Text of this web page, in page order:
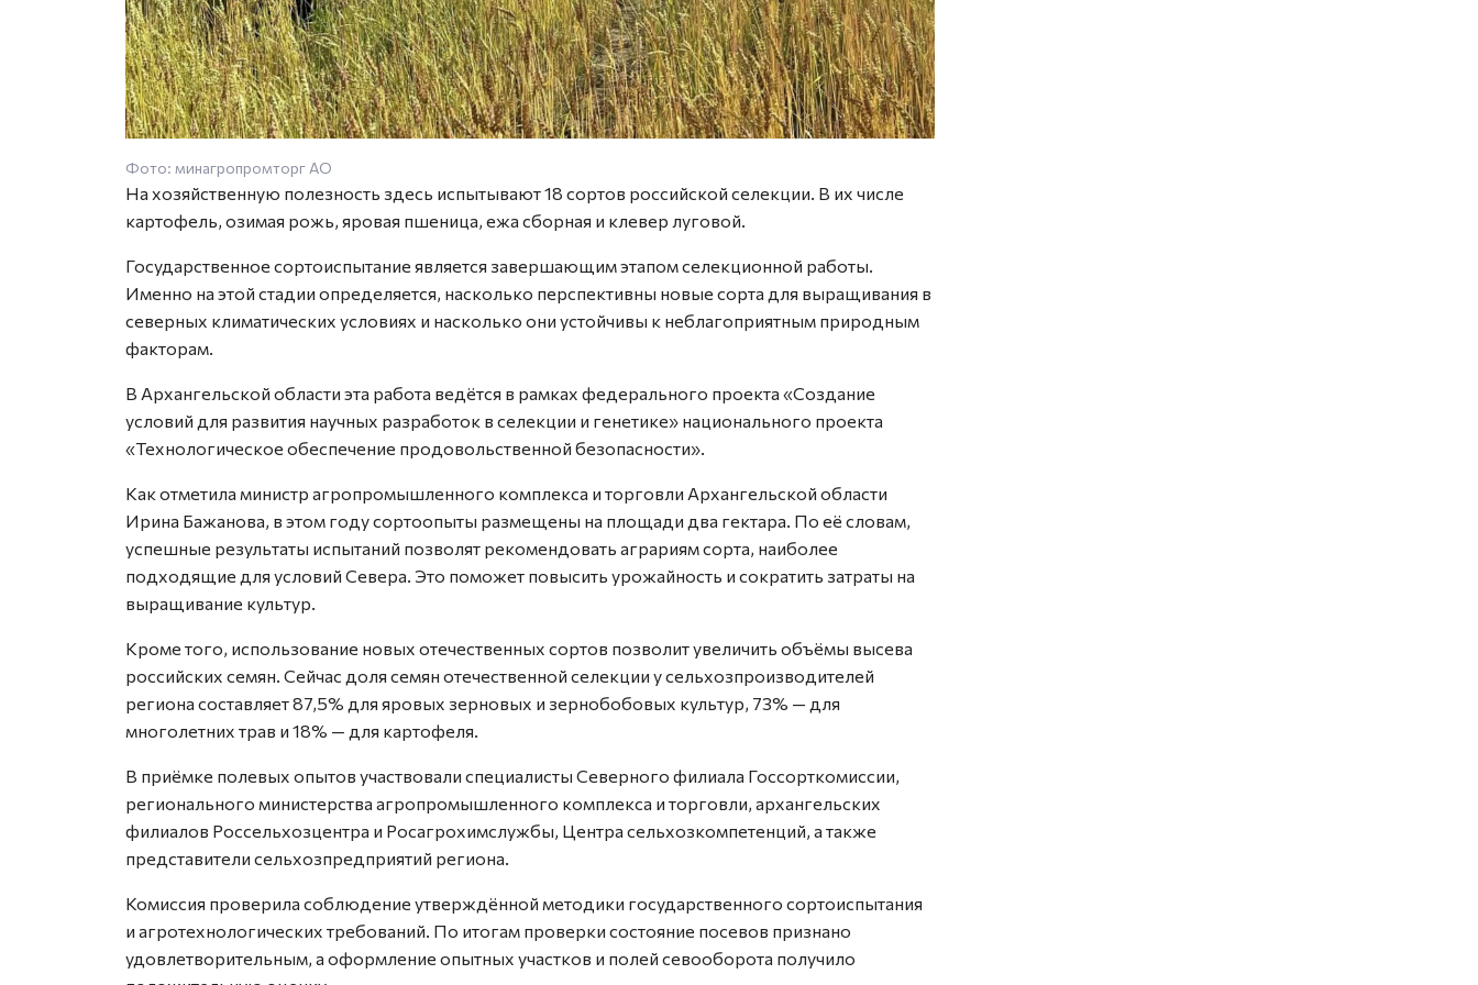
Фото: минагропромторг АО
На хозяйственную полезность здесь испытывают 18 сортов российской селекции. В их числе
картофель, озимая рожь, яровая пшеница, ежа сборная и клевер луговой.
Государственное сортоиспытание является завершающим этапом селекционной работы.
Именно на этой стадии определяется, насколько перспективны новые сорта для выращивания в
северных климатических условиях и насколько они устойчивы к неблагоприятным природным
факторам.
В Архангельской области эта работа ведётся в рамках федерального проекта «Создание
условий для развития научных разработок в селекции и генетике» национального проекта
«Технологическое обеспечение продовольственной безопасности».
Как отметила министр агропромышленного комплекса и торговли Архангельской области
Ирина Бажанова, в этом году сортоопыты размещены на площади два гектара. По её словам,
успешные результаты испытаний позволят рекомендовать аграриям сорта, наиболее
подходящие для условий Севера. Это поможет повысить урожайность и сократить затраты на
выращивание культур.
Кроме того, использование новых отечественных сортов позволит увеличить объёмы высева
российских семян. Сейчас доля семян отечественной селекции у сельхозпроизводителей
региона составляет 87,5% для яровых зерновых и зернобобовых культур, 73% — для
многолетних трав и 18% — для картофеля.
В приёмке полевых опытов участвовали специалисты Северного филиала Госсорткомиссии,
регионального министерства агропромышленного комплекса и торговли, архангельских
филиалов Россельхозцентра и Росагрохимслужбы, Центра сельхозкомпетенций, а также
представители сельхозпредприятий региона.
Комиссия проверила соблюдение утверждённой методики государственного сортоиспытания
и агротехнологических требований. По итогам проверки состояние посевов признано
удовлетворительным, а оформление опытных участков и полей севооборота получило